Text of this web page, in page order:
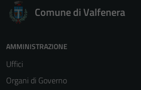
Comune di Valfenera
AMMINISTRAZIONE
Uffici
Organi di Governo